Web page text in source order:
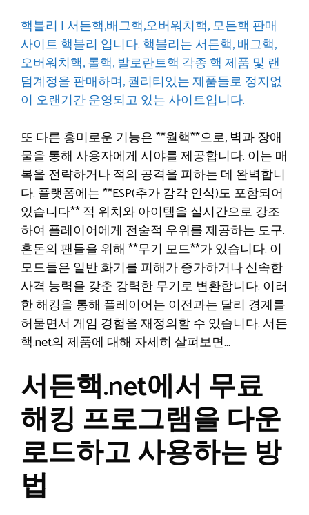
핵블리 | 서든핵,배그핵,오버워치핵, 모든핵 판매
사이트 핵블리 입니다. 핵블리는 서든핵, 배그핵,
오버워치핵, 롤핵, 발로란트핵 각종 핵 제품 및 랜
덤계정을 판매하며, 퀄리티있는 제품들로 정지없
이 오랜기간 운영되고 있는 사이트입니다.
또 다른 흥미로운 기능은 **월핵**으로, 벽과 장애
물을 통해 사용자에게 시야를 제공합니다. 이는 매
복을 전략하거나 적의 공격을 피하는 데 완벽합니
다. 플랫폼에는 **ESP(추가 감각 인식)도 포함되어
있습니다** 적 위치와 아이템을 실시간으로 강조
하여 플레이어에게 전술적 우위를 제공하는 도구.
혼돈의 팬들을 위해 **무기 모드**가 있습니다. 이
모드들은 일반 화기를 피해가 증가하거나 신속한
사격 능력을 갖춘 강력한 무기로 변환합니다. 이러
한 해킹을 통해 플레이어는 이전과는 달리 경계를
허물면서 게임 경험을 재정의할 수 있습니다. 서든
핵.net의 제품에 대해 자세히 살펴보면…
서든핵.net에서 무료
해킹 프로그램을 다운
로드하고 사용하는 방
법